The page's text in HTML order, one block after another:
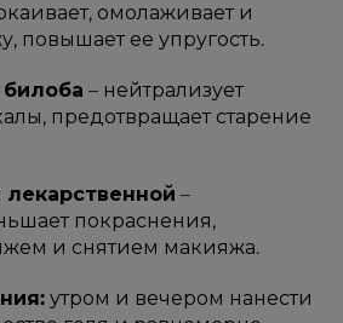
омолаживает и
повышает ее упругость.
билоба – нейтрализует
предотвращает старение
лекарственной –
покраснения,
и снятием макияжа.
утром и вечером нанести